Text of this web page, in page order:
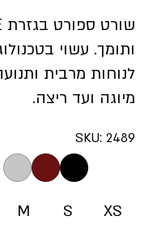
ותומך. עשוי
לנוחות מרבית
מיוגה ועד ריצה.
SKU: 2489
XS
S
M